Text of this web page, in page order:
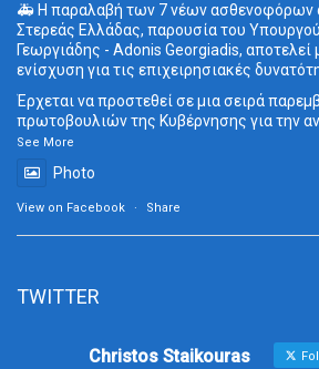
🚑 Η παραλαβή των 7 νέων ασθενοφόρων
Στερεάς Ελλάδας, παρουσία του
Γεωργιάδης - Adonis Georgiadis, αποτελεί
ενίσχυση για τις επιχειρησιακές
Έρχεται να προστεθεί σε μια σειρά
πρωτοβουλιών της Κυβέρνησης για την
See More
Photo
View on Facebook · Share
TWITTER
Christos Staikouras